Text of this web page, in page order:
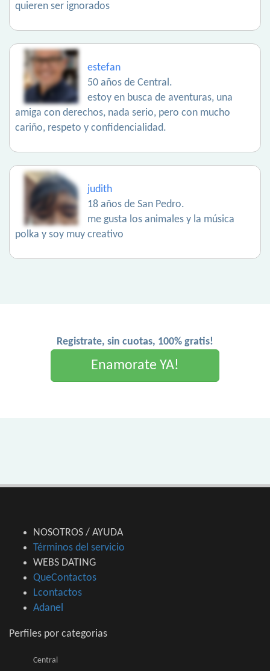
quieren ser ignorados
estefan
50 años de Central.
estoy en busca de aventuras, una
amiga con derechos, nada serio, pero con mucho
cariño, respeto y confidencialidad.
judith
18 años de San Pedro.
me gusta los animales y la música
polka y soy muy creativo
Registrate, sin cuotas, 100% gratis!
Enamorate YA!
NOSOTROS / AYUDA
Términos del servicio
WEBS DATING
QueContactos
Lcontactos
Adanel
Perfiles por categorias
Central